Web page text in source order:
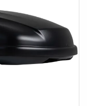
être monté sur
rapidement et
pourrez y accéder
à son ouverture
ce coffre de toit a